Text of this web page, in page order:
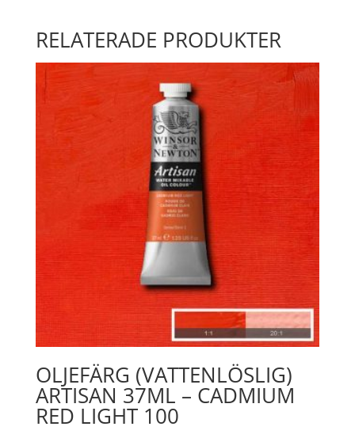
RELATERADE PRODUKTER
OLJEFÄRG (VATTENLÖSLIG)
ARTISAN 37ML – CADMIUM
RED LIGHT 100